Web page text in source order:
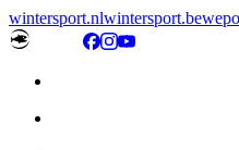
wintersport.nlwintersport.be